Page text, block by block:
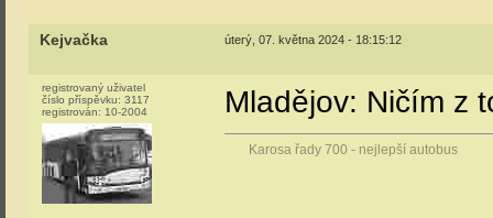
Kejvačka úterý, 07. května 2024 - 18:15:12
registrovaný uživatel
číslo příspěvku: 3117
registrován: 10-2004 Mladějov: Ničím z
Karosa řady 700 - nejlepší autobus